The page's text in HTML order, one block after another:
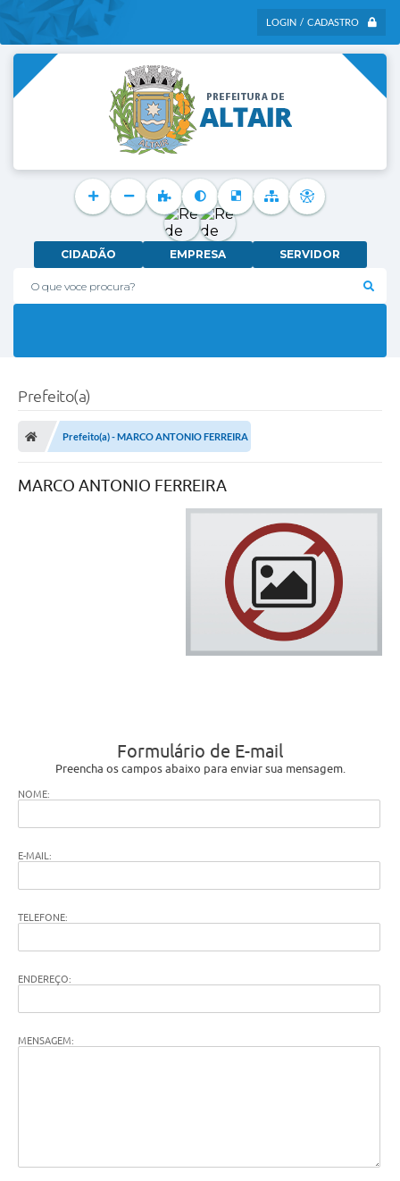
LOGIN / CADASTRO
O que voce procura?
CIDADÃO EMPRESA SERVIDOR
Prefeito(a)
Prefeito(a) - MARCO ANTONIO FERREIRA
MARCO ANTONIO FERREIRA
Formulário de E-mail
Preencha os campos abaixo para enviar sua mensagem.
NOME:
E-MAIL:
TELEFONE:
ENDEREÇO:
MENSAGEM: